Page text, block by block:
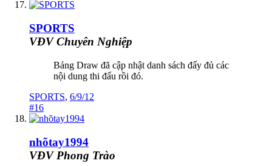
SPORTS
VĐV Chuyên Nghiệp
Bảng Draw đã cập nhật danh sách đấy đủ các
nội dung thi đấu rồi đó.
SPORTS, 6/9/12
#16
nhõtay1994
VĐV Phong Trào